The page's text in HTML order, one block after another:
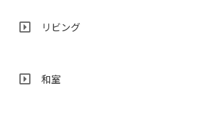
リビング
和室